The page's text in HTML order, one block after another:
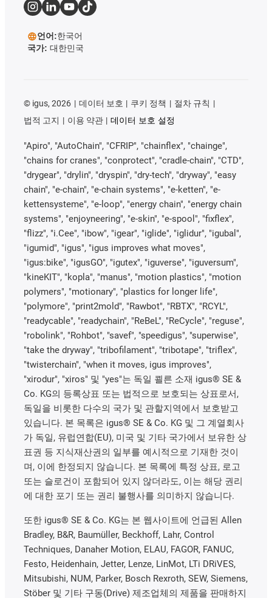
언어:한국어
국가: 대한민국
© igus, 2026 데이터 보호 쿠키 정책
절차 규칙
법적 고지
이용 약관 데이터 보호 설정
"Apiro", "AutoChain", "CFRIP", "chainflex", "chainge",
"chains for cranes", "conprotect", "cradle-chain", "CTD",
"drygear", "drylin", "dryspin", "dry-tech", "dryway", "easy
chain", "e-chain", "e-chain systems", "e-ketten", "e-
kettensysteme", "e-loop", "energy chain", "energy chain
systems", "enjoyneering", "e-skin", "e-spool", "fixflex",
"flizz", "i.Cee", "ibow", "igear", "iglide", "iglidur", "igubal",
"igumid", "igus", "igus improves what moves",
"igus:bike", "igusGO", "igutex", "iguverse", "iguversum",
"kineKIT", "kopla", "manus", "motion plastics", "motion
polymers", "motionary", "plastics for longer life",
"polymore", "print2mold", "Rawbot", "RBTX", "RCYL",
"readycable", "readychain", "ReBeL", "ReCycle", "reguse",
"robolink", "Rohbot", "savef", "speedigus", "superwise",
"take the dryway", "tribofilament", "tribotape", "triflex",
"twisterchain", "when it moves, igus improves",
"xirodur", "xiros" 및 "yes"는 독일 쾰른 소재 igus® SE &
Co. KG의 등록상표 또는 법적으로 보호되는 상표로서,
독일을 비롯한 다수의 국가 및 관할지역에서 보호받고
있습니다. 본 목록은 igus® SE & Co. KG 및 그 계열회사
가 독일, 유럽연합(EU), 미국 및 기타 국가에서 보유한 상
표권 등 지식재산권의 일부를 예시적으로 기재한 것이
며, 이에 한정되지 않습니다. 본 목록에 특정 상표, 로고
또는 슬로건이 포함되어 있지 않더라도, 이는 해당 권리
에 대한 포기 또는 권리 불행사를 의미하지 않습니다.
또한 igus® SE & Co. KG는 본 웹사이트에 언급된 Allen
Bradley, B&R, Baumüller, Beckhoff, Lahr, Control
Techniques, Danaher Motion, ELAU, FAGOR, FANUC,
Festo, Heidenhain, Jetter, Lenze, LinMot, LTi DRiVES,
Mitsubishi, NUM, Parker, Bosch Rexroth, SEW, Siemens,
Stöber 및 기타 구동(Drive) 제조업체의 제품을 판매하지